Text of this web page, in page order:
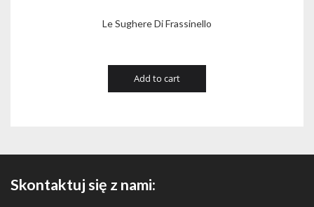
Le Sughere Di Frassinello
Add to cart
Skontaktuj się z nami: